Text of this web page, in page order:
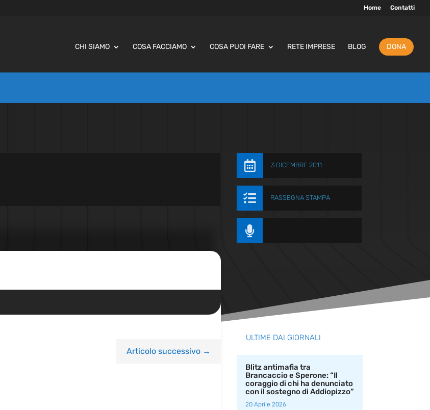
Home Contatti
CHI SIAMO COSA FACCIAMO COSA PUOI FARE RETE IMPRESE BLOG DONA
 3 DICEMBRE 2011
 RASSEGNA STAMPA

Articolo successivo→
ULTIME DAI GIORNALI
Blitz antimafia tra
Brancaccio e Sperone: “Il
coraggio di chi ha denunciato
con il sostegno di Addiopizzo”
20 Aprile 2026